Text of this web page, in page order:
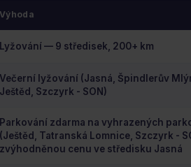
Výhoda
Lyžování — 9 středisek, 200+ km
Večerní lyžování (Jasná, Špindlerův
Ještěd, Szczyrk - SON)
Parkování zdarma na vyhrazených
(Ještěd, Tatranská Lomnice, Szczyrk -
zvýhodněnou cenu ve středisku Jasná